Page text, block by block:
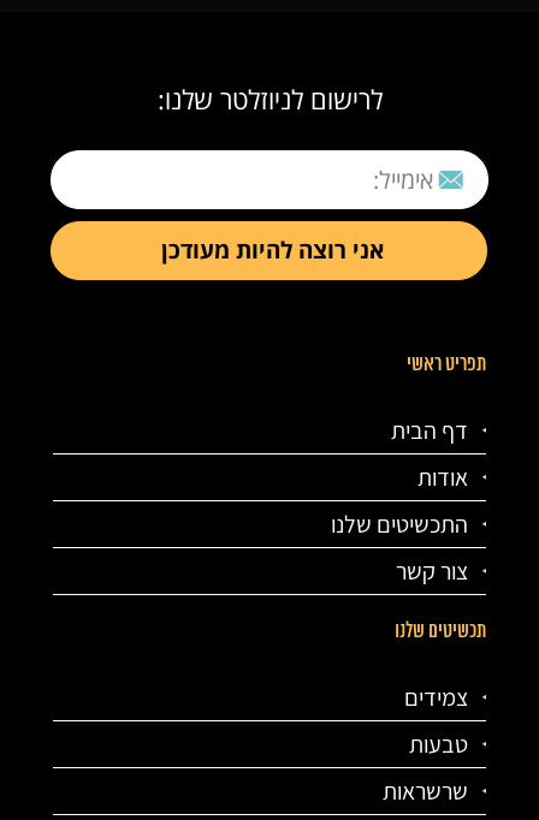
לרישום לניוזלטר שלנו:
תפריט ראשי
דף הבית
אודות
התכשיטים שלנו
צור קשר
תכשיטים שלנו
צמידים
טבעות
שרשראות